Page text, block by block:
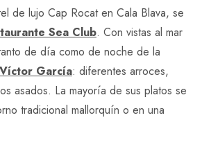
de lujo Cap Rocat en Cala Blava, se
Sea Club. Con vistas al mar
de día como de noche de la
García: diferentes arroces,
asados. La mayoría de sus platos se
tradicional mallorquín o en una